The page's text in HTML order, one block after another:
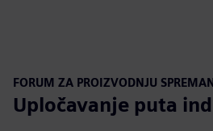
FORUM ZA PROIZVODNJU
Upločavanje puta